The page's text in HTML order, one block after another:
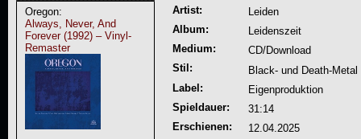
Oregon:
Always, Never, And
Forever (1992) – Vinyl-
Remaster
Artist:
Leiden
Album:
Leidenszeit
Medium:
CD/Download
Stil:
Black- und Death-Metal
Label:
Eigenproduktion
Spieldauer:
31:14
Erschienen:
12.04.2025